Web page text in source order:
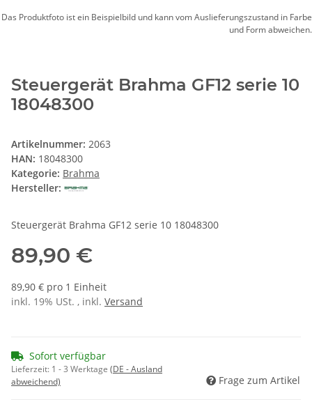
Das Produktfoto ist ein Beispielbild und kann vom Auslieferungszustand in Farbe
und Form abweichen.
Steuergerät Brahma GF12 serie 10
18048300
Artikelnummer: 2063
HAN: 18048300
Kategorie: Brahma
Hersteller:
Steuergerät Brahma GF12 serie 10 18048300
89,90 €
89,90 € pro 1 Einheit
inkl. 19% USt. , inkl. Versand
Sofort verfügbar
Lieferzeit: 1 - 3 Werktage (DE - Ausland
abweichend)
Frage zum Artikel